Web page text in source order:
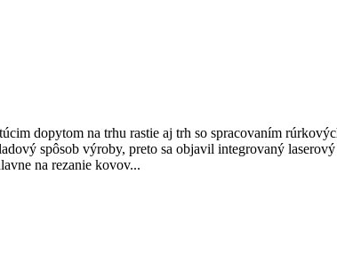
dopytom na trhu rastie aj trh so spracovaním
spôsob výroby, preto sa objavil integrovaný
na rezanie kovov...